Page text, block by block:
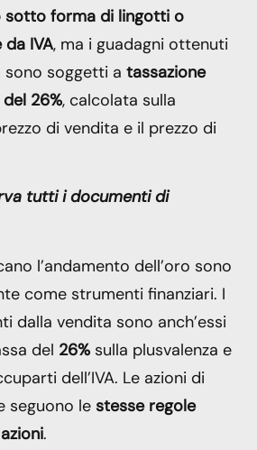
sotto forma di lingotti o
IVA, ma i guadagni ottenuti
sono soggetti a tassazione
26%, calcolata sulla
di vendita e il prezzo di
tutti i documenti di
l’andamento dell’oro sono
come strumenti finanziari. I
dalla vendita sono anch’essi
del 26% sulla plusvalenza e
dell’IVA. Le azioni di
seguono le stesse regole
.